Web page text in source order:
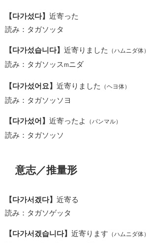
【다가섰다】 近寄った
読み：タガソッタ
【다가섰습니다】 近寄りました （ハムニダ体）
読み：タガソッス m ニダ
【다가섰어요】 近寄りました （ヘヨ体）
読み：タガソッソヨ
【다가섰어】 近寄ったよ （パンマル）
読み：タガソッソ
意志／推量形
【다가서겠다】 近寄る
読み：タガソゲッタ
【다가서겠습니다】 近寄ります （ハムニダ体）